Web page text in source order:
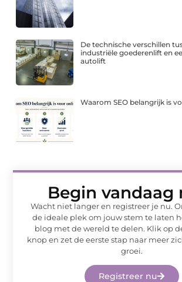
De technische verschillen
industriële goederenlift en
autolift
Waarom SEO belangrijk is
Begin vandaag
Wacht niet langer en registreer je nu.
de ideale plek om jouw stem te laten
blog met de wereld te delen. Klik op
knop en zet de eerste stap naar meer
groei.
Registreer nu